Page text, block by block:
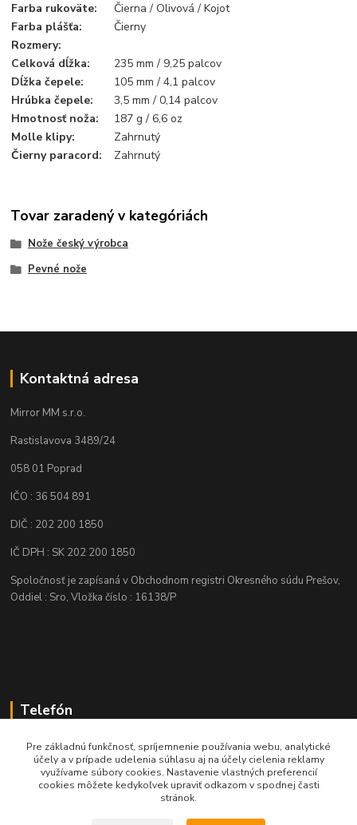
Farba rukoväte:
Čierna / Olivová / Kojot
Farba plášťa:
Čierny
Rozmery:
Celková dĺžka:
235 mm / 9,25 palcov
Dĺžka čepele:
105 mm / 4,1 palcov
Hrúbka čepele:
3,5 mm / 0,14 palcov
Hmotnosť noža:
187 g / 6,6 oz
Molle klipy:
Zahrnutý
Čierny paracord: Zahrnutý
Tovar zaradený v kategóriách
Nože český výrobca
Pevné nože
Kontaktná adresa
Mirror MM s.r.o.
Rastislavova 3489/24
058 01 Poprad
IČO : 36 504 891
DIČ : 202 200 1850
IČ DPH : SK 202 200 1850
Spoločnosť je zapísaná v Obchodnom registri Okresného súdu Prešov,
Oddiel : Sro, Vložka číslo : 16138/P
Telefón
+421 905 622 625
obchod@nozeplus.sk
Pre základnú funkčnosť, spríjemnenie používania webu, analytické
účely a v prípade udelenia súhlasu aj na účely cielenia reklamy
využívame súbory cookies. Nastavenie vlastných preferencií
cookies môžete kedykoľvek upraviť odkazom v spodnej časti
stránok.